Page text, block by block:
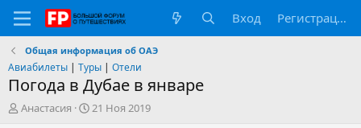
Вход Регистрация
Общая информация об ОАЭ
Авиабилеты | Туры | Отели
Погода в Дубае в январе
А
Анастасия
Д
21 Ноя 2019